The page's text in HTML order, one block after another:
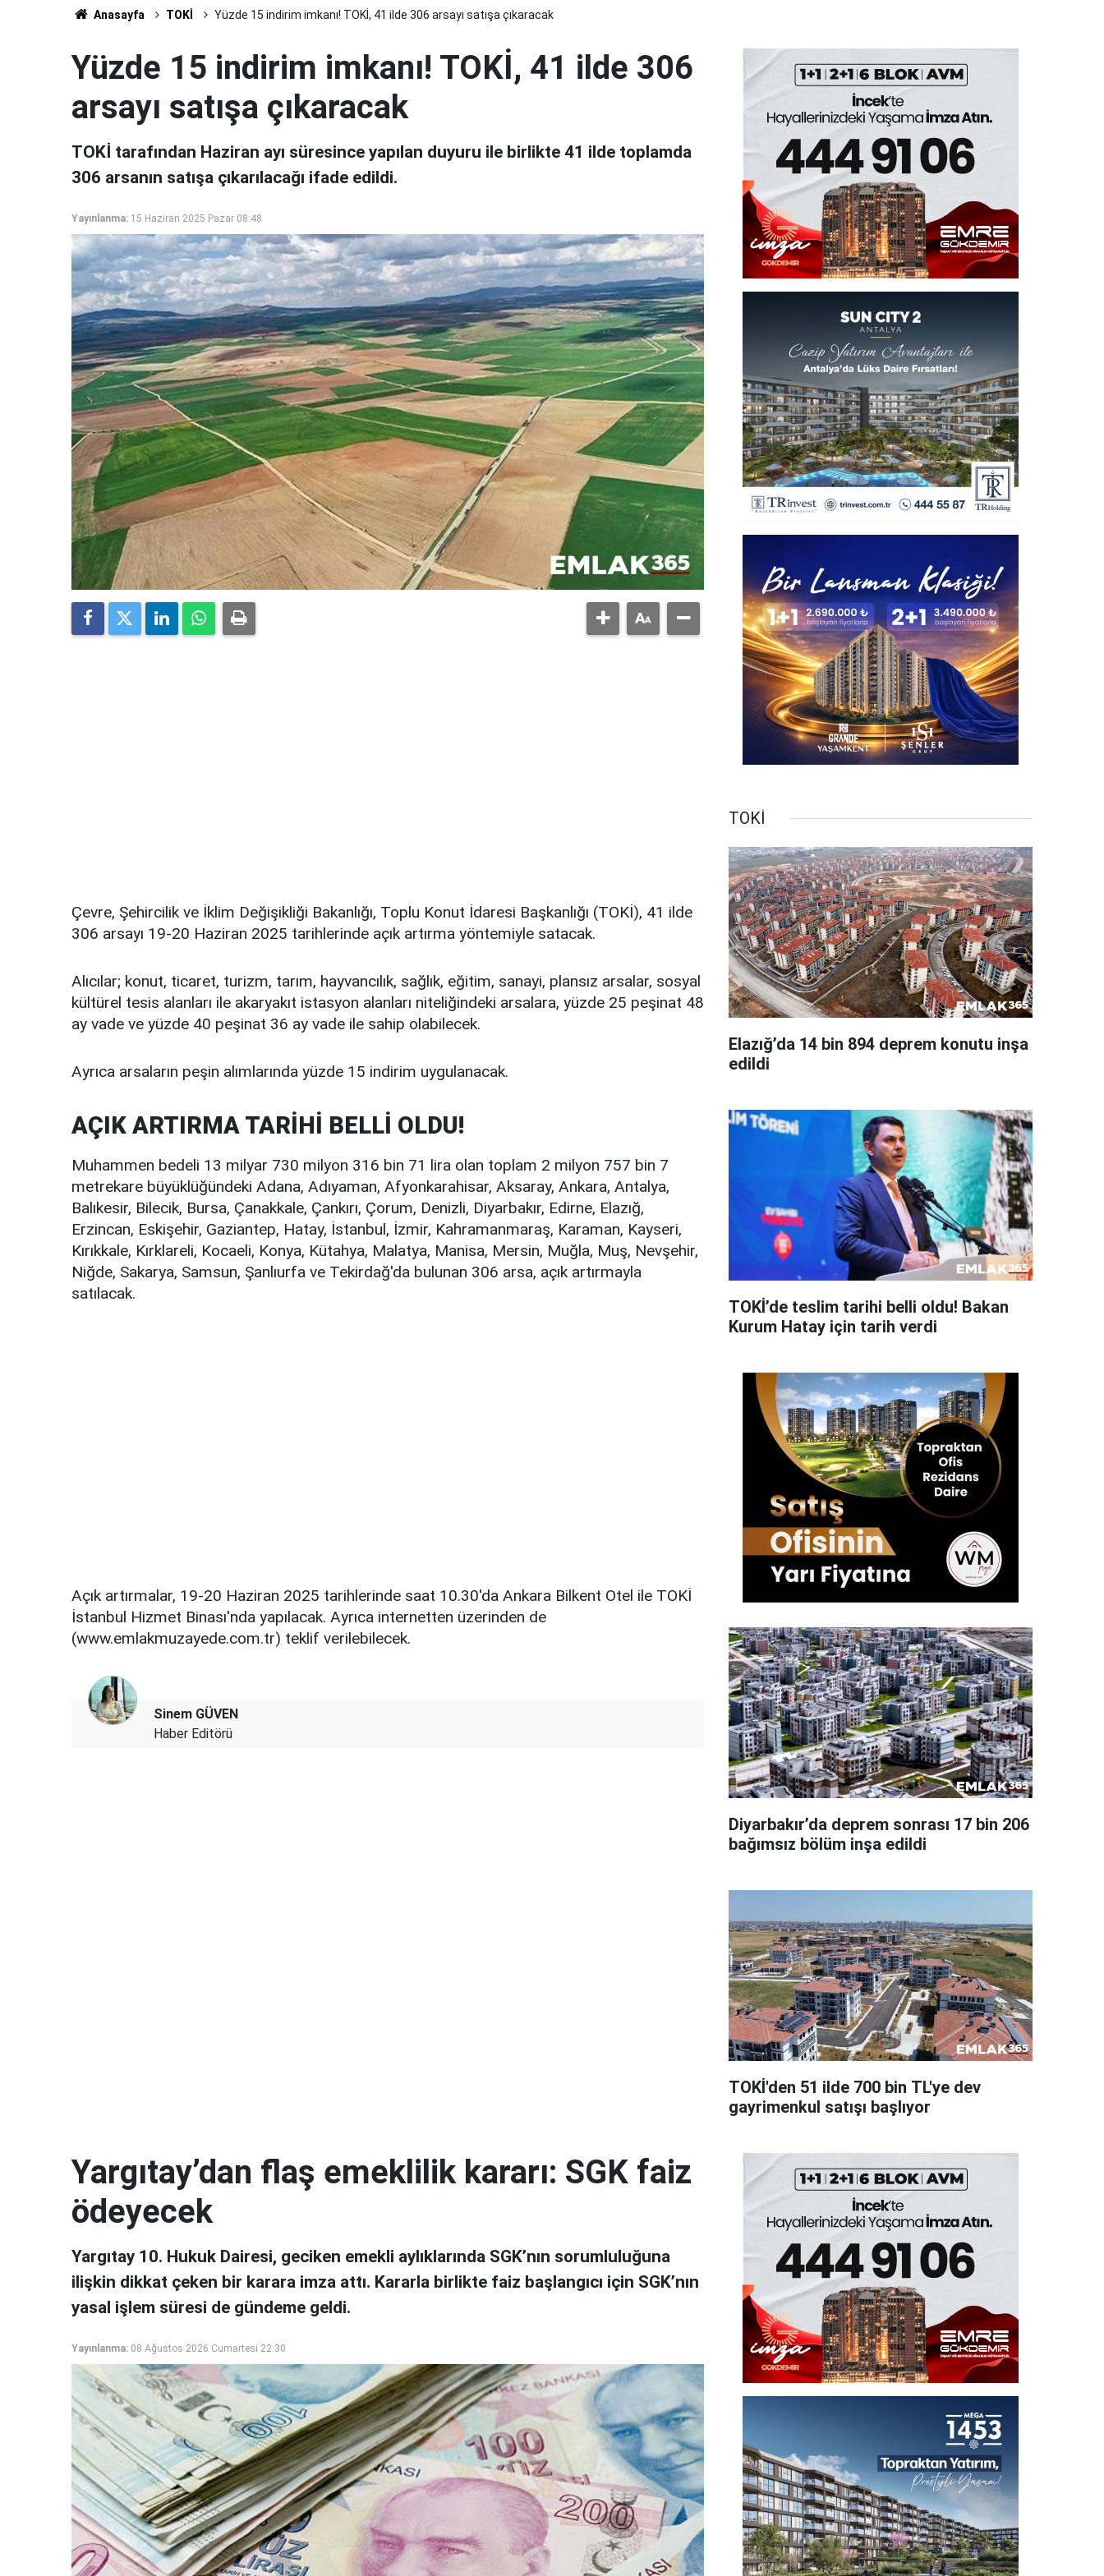
Anasayfa TOKİ Yüzde 15 indirim imkanı! TOKİ, 41 ilde 306 arsayı satışa çıkaracak
Yüzde 15 indirim imkanı! TOKİ, 41 ilde 306
arsayı satışa çıkaracak
TOKİ tarafından Haziran ayı süresince yapılan duyuru ile birlikte 41 ilde toplamda
306 arsanın satışa çıkarılacağı ifade edildi.
Yayınlanma: 15 Haziran 2025 Pazar 08:48
Çevre, Şehircilik ve İklim Değişikliği Bakanlığı, Toplu Konut İdaresi Başkanlığı (TOKİ), 41 ilde
306 arsayı 19-20 Haziran 2025 tarihlerinde açık artırma yöntemiyle satacak.
Alıcılar; konut, ticaret, turizm, tarım, hayvancılık, sağlık, eğitim, sanayi, plansız arsalar, sosyal
kültürel tesis alanları ile akaryakıt istasyon alanları niteliğindeki arsalara, yüzde 25 peşinat 48
ay vade ve yüzde 40 peşinat 36 ay vade ile sahip olabilecek.
Ayrıca arsaların peşin alımlarında yüzde 15 indirim uygulanacak.
AÇIK ARTIRMA TARİHİ BELLİ OLDU!
Muhammen bedeli 13 milyar 730 milyon 316 bin 71 lira olan toplam 2 milyon 757 bin 7
metrekare büyüklüğündeki Adana, Adıyaman, Afyonkarahisar, Aksaray, Ankara, Antalya,
Balıkesir, Bilecik, Bursa, Çanakkale, Çankırı, Çorum, Denizli, Diyarbakır, Edirne, Elazığ,
Erzincan, Eskişehir, Gaziantep, Hatay, İstanbul, İzmir, Kahramanmaraş, Karaman, Kayseri,
Kırıkkale, Kırklareli, Kocaeli, Konya, Kütahya, Malatya, Manisa, Mersin, Muğla, Muş, Nevşehir,
Niğde, Sakarya, Samsun, Şanlıurfa ve Tekirdağ'da bulunan 306 arsa, açık artırmayla
satılacak.
Açık artırmalar, 19-20 Haziran 2025 tarihlerinde saat 10.30'da Ankara Bilkent Otel ile TOKİ
İstanbul Hizmet Binası'nda yapılacak. Ayrıca internetten üzerinden de
(www.emlakmuzayede.com.tr) teklif verilebilecek.
Sinem GÜVEN
Haber Editörü
TOKİ
Elazığ’da 14 bin 894 deprem konutu inşa
edildi
TOKİ’de teslim tarihi belli oldu! Bakan
Kurum Hatay için tarih verdi
Diyarbakır’da deprem sonrası 17 bin 206
bağımsız bölüm inşa edildi
TOKİ'den 51 ilde 700 bin TL'ye dev
gayrimenkul satışı başlıyor
Yargıtay’dan flaş emeklilik kararı: SGK faiz
ödeyecek
Yargıtay 10. Hukuk Dairesi, geciken emekli aylıklarında SGK’nın sorumluluğuna
ilişkin dikkat çeken bir karara imza attı. Kararla birlikte faiz başlangıcı için SGK’nın
yasal işlem süresi de gündeme geldi.
Yayınlanma: 08 Ağustos 2026 Cumartesi 22:30